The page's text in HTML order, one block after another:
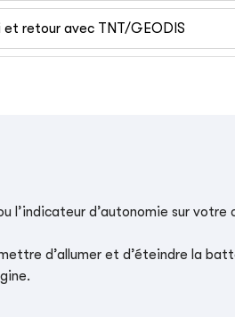
et retour avec TNT/GEODIS
d’autonomie sur votre
d’allumer et d’éteindre la